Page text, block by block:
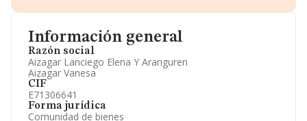
Información general
Razón social
Aizagar Lanciego Elena Y Aranguren
Aizagar Vanesa
CIF
E71306641
Forma jurídica
Comunidad de bienes
Accionistas.
Artículos de prensa publicados sobre la empresa.
Información oficial y registral complementaria.